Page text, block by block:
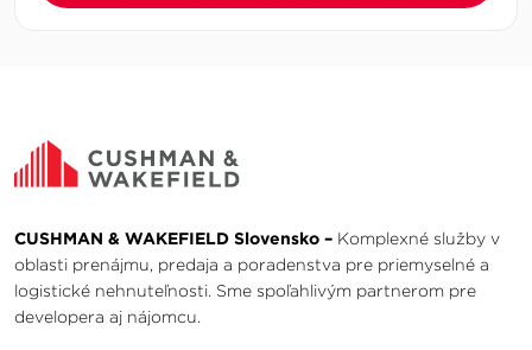
CUSHMAN & WAKEFIELD Slovensko – Komplexné služby v
oblasti prenájmu, predaja a poradenstva pre priemyselné a
logistické nehnuteľnosti. Sme spoľahlivým partnerom pre
developera aj nájomcu.